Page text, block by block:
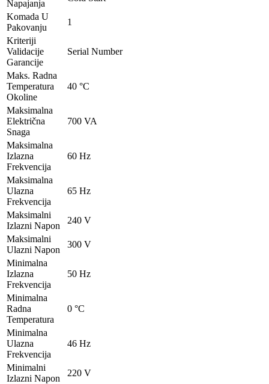
Napajanja
Komada U
Pakovanju
1
Kriteriji
Validacije
Garancije
Serial Number
Maks. Radna
Temperatura
Okoline
40 °C
Maksimalna
Električna
Snaga
700 VA
Maksimalna
Izlazna
Frekvencija
60 Hz
Maksimalna
Ulazna
Frekvencija
65 Hz
Maksimalni
Izlazni Napon
240 V
Maksimalni
Ulazni Napon
300 V
Minimalna
Izlazna
Frekvencija
50 Hz
Minimalna
Radna
Temperatura
0 °C
Minimalna
Ulazna
Frekvencija
46 Hz
Minimalni
Izlazni Napon
220 V